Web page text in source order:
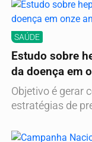
SAÚDE
Estudo sobre
da doença em
Objetivo é gerar
estratégias de